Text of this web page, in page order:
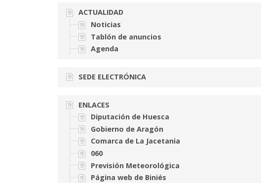
ACTUALIDAD
Noticias
Tablón de anuncios
Agenda
SEDE ELECTRÓNICA
ENLACES
Diputación de Huesca
Gobierno de Aragón
Comarca de La Jacetania
060
Previsión Meteorológica
Página web de Biniés